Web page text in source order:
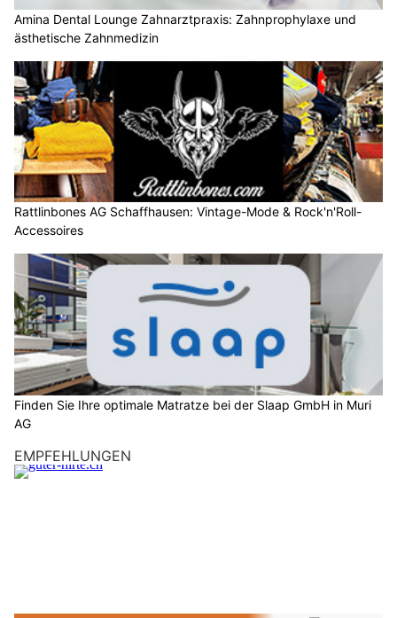
Amina Dental Lounge Zahnarztpraxis: Zahnprophylaxe und
ästhetische Zahnmedizin
Rattlinbones AG Schaffhausen: Vintage-Mode & Rock'n'Roll-
Accessoires
Finden Sie Ihre optimale Matratze bei der Slaap GmbH in Muri
AG
EMPFEHLUNGEN